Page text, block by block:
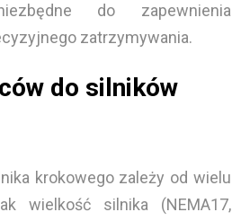
do zapewnienia
zatrzymywania.
do silników
krokowego zależy od wielu
wielkość silnika (NEMA17,